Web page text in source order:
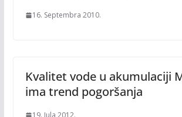
16. Septembra 2010.
Kvalitet vode u akumulaciji
ima trend pogoršanja
19. Jula 2012.